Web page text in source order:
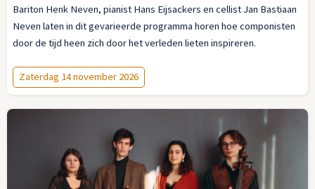
Bariton Henk Neven, pianist Hans Eijsackers en cellist Jan Bastiaan
Neven laten in dit gevarieerde programma horen hoe componisten
door de tijd heen zich door het verleden lieten inspireren.
Zaterdag 14 november 2026